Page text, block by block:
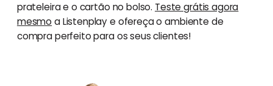
prateleira e o cartão no bolso. Teste grátis agora
mesmo a Listenplay e ofereça o ambiente de
compra perfeito para os seus clientes!